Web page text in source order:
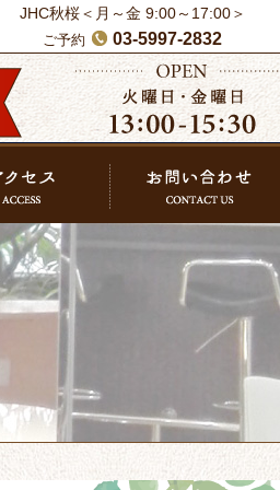
JHC秋桜＜月～金 9:00～17:00＞
ご予約 03-5997-2832